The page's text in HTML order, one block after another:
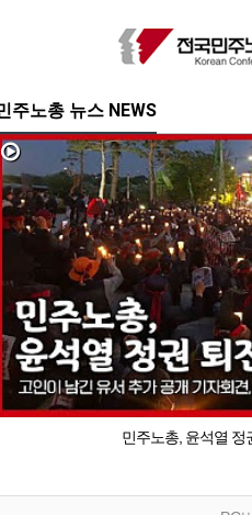
주노총 뉴스 NEWS
민주노총, 윤석열 정